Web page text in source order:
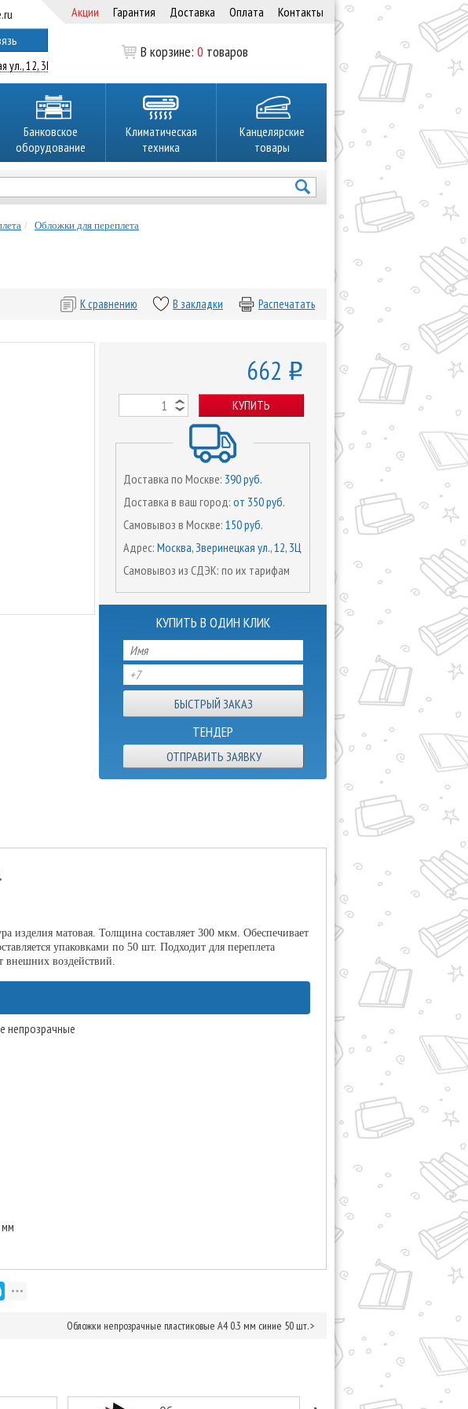
ул., 12, 3Ц
Акции Гарантия Доставка Оплата Контакты
В корзине:0 товаров
Банковское
оборудование
Климатическая
техника
Канцелярские
товары
Обложки для переплета
Распечатать
В закладки
К сравнению
662 o
КУПИТЬ
Доставка по Москве: 390 руб.
Доставка в ваш город: от 350 руб.
Самовывоз в Москве: 150 руб.
Адрес: Москва, Зверинецкая ул., 12, 3Ц
Самовывоз из СДЭК: по их тарифам
КУПИТЬ В ОДИН КЛИК
ТЕНДЕР
ОТПРАВИТЬ ЗАЯВКУ
изделия матовая. Толщина составляет 300 мкм. Обеспечивает
упаковками по 50 шт. Подходит для переплета
внешних воздействий.
непрозрачные
Обложки непрозрачные пластиковые А4 0.3 мм синие 50 шт.>